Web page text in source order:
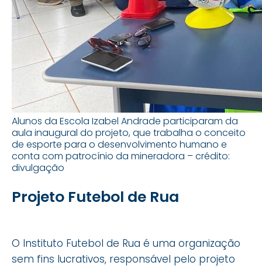
Alunos da Escola Izabel Andrade participaram da
aula inaugural do projeto, que trabalha o conceito
de esporte para o desenvolvimento humano e
conta com patrocínio da mineradora – crédito:
divulgação
Projeto Futebol de Rua
O Instituto Futebol de Rua é uma organização
sem fins lucrativos, responsável pelo projeto